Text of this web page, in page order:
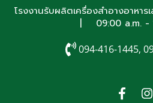
โรงงานรับผลิตเครื่องสำอางอาหาร
| 09:00 a.m. -
094-416-1445,